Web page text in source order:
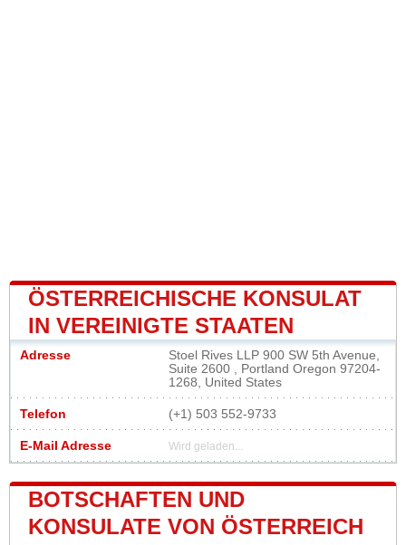
ÖSTERREICHISCHE KONSULAT
IN VEREINIGTE STAATEN
Adresse
Stoel Rives LLP 900 SW 5th Avenue,
Suite 2600 , Portland Oregon 97204-
1268, United States
Telefon (+1) 503 552-9733
E-Mail Adresse Wird geladen...
BOTSCHAFTEN UND
KONSULATE VON ÖSTERREICH